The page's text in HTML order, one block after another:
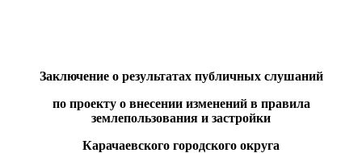
Заключение о результатах публичных слушаний
по проекту о внесении изменений в правила
землепользования и застройки
Карачаевского городского округа